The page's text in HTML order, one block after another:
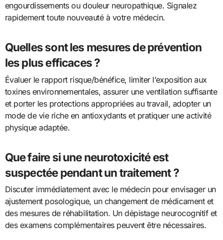
engourdissements ou douleur neuropathique. Signalez
rapidement toute nouveauté à votre médecin.
Quelles sont les mesures de prévention
les plus efficaces ?
Évaluer le rapport risque/bénéfice, limiter l’exposition aux
toxines environnementales, assurer une ventilation suffisante
et porter les protections appropriées au travail, adopter un
mode de vie riche en antioxydants et pratiquer une activité
physique adaptée.
Que faire si une neurotoxicité est
suspectée pendant un traitement ?
Discuter immédiatement avec le médecin pour envisager un
ajustement posologique, un changement de médicament et
des mesures de réhabilitation. Un dépistage neurocognitif et
des examens complémentaires peuvent être nécessaires.